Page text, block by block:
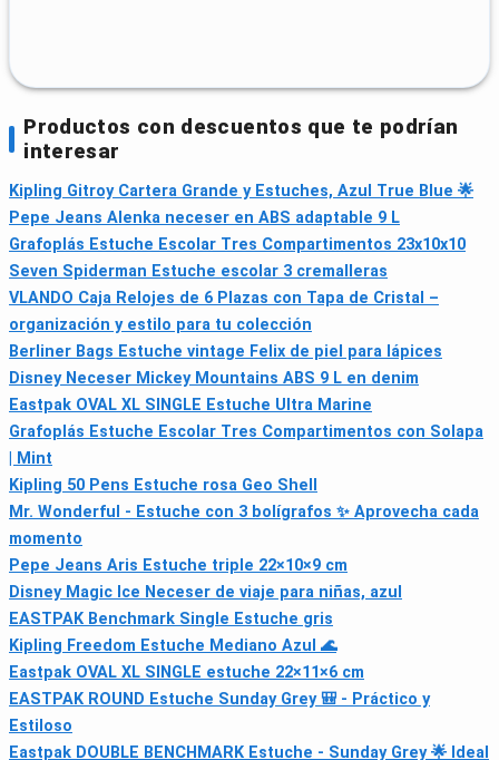
Productos con descuentos que te podrían
interesar
Kipling Gitroy Cartera Grande y Estuches, Azul True Blue 🌟
Pepe Jeans Alenka neceser en ABS adaptable 9 L
Grafoplás Estuche Escolar Tres Compartimentos 23x10x10
Seven Spiderman Estuche escolar 3 cremalleras
VLANDO Caja Relojes de 6 Plazas con Tapa de Cristal –
organización y estilo para tu colección
Berliner Bags Estuche vintage Felix de piel para lápices
Disney Neceser Mickey Mountains ABS 9 L en denim
Eastpak OVAL XL SINGLE Estuche Ultra Marine
Grafoplás Estuche Escolar Tres Compartimentos con Solapa
| Mint
Kipling 50 Pens Estuche rosa Geo Shell
Mr. Wonderful - Estuche con 3 bolígrafos ✨ Aprovecha cada
momento
Pepe Jeans Aris Estuche triple 22×10×9 cm
Disney Magic Ice Neceser de viaje para niñas, azul
EASTPAK Benchmark Single Estuche gris
Kipling Freedom Estuche Mediano Azul 🌊
Eastpak OVAL XL SINGLE estuche 22×11×6 cm
EASTPAK ROUND Estuche Sunday Grey 🎒 - Práctico y
Estiloso
Eastpak DOUBLE BENCHMARK Estuche - Sunday Grey 🌟 Ideal